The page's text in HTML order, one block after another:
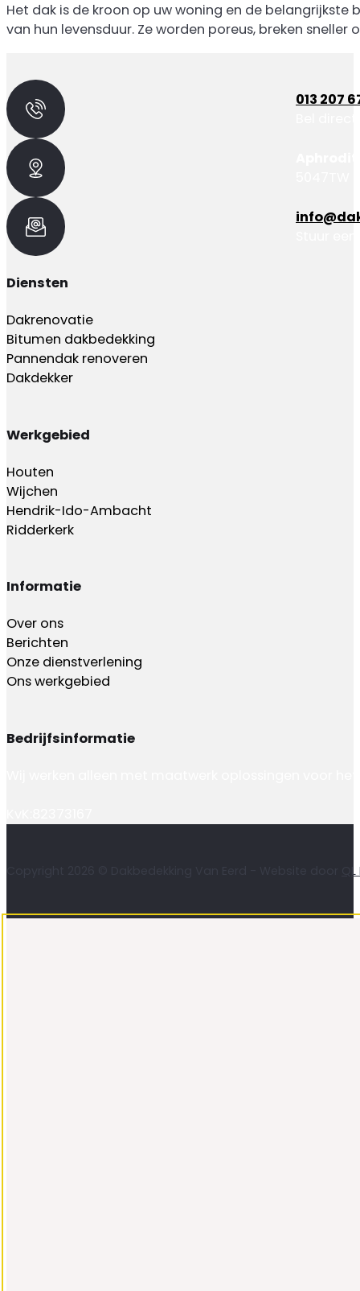
Het dak is de kroon op uw woning en de
van hun levensduur. Ze worden poreus, breken
013 207
Diensten
Dakrenovatie
Bitumen dakbedekking
Pannendak renoveren
Dakdekker
Werkgebied
Houten
Wijchen
Hendrik-Ido-Ambacht
Ridderkerk
Informatie
Over ons
Berichten
Onze dienstverlening
Ons werkgebied
Bedrijfsinformatie